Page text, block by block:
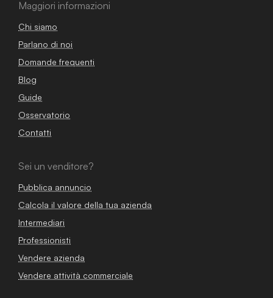
Maggiori informazioni
Chi siamo
Parlano di noi
Domande frequenti
Blog
Guide
Osservatorio
Contatti
Sei un venditore?
Pubblica annuncio
Calcola il valore della tua azienda
Intermediari
Professionisti
Vendere azienda
Vendere attività commerciale